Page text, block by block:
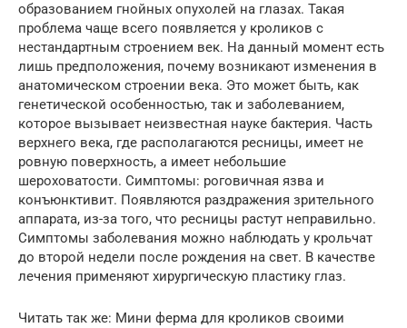
образованием гнойных опухолей на глазах. Такая
проблема чаще всего появляется у кроликов с
нестандартным строением век. На данный момент есть
лишь предположения, почему возникают изменения в
анатомическом строении века. Это может быть, как
генетической особенностью, так и заболеванием,
которое вызывает неизвестная науке бактерия. Часть
верхнего века, где располагаются ресницы, имеет не
ровную поверхность, а имеет небольшие
шероховатости. Симптомы: роговичная язва и
конъюнктивит. Появляются раздражения зрительного
аппарата, из-за того, что ресницы растут неправильно.
Симптомы заболевания можно наблюдать у крольчат
до второй недели после рождения на свет. В качестве
лечения применяют хирургическую пластику глаз.
Читать так же: Мини ферма для кроликов своими